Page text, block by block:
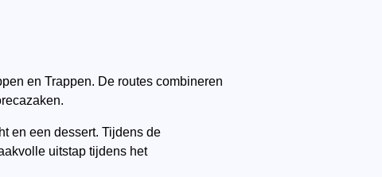
en Trappen. De routes combineren
en een dessert. Tijdens de
uitstap tijdens het